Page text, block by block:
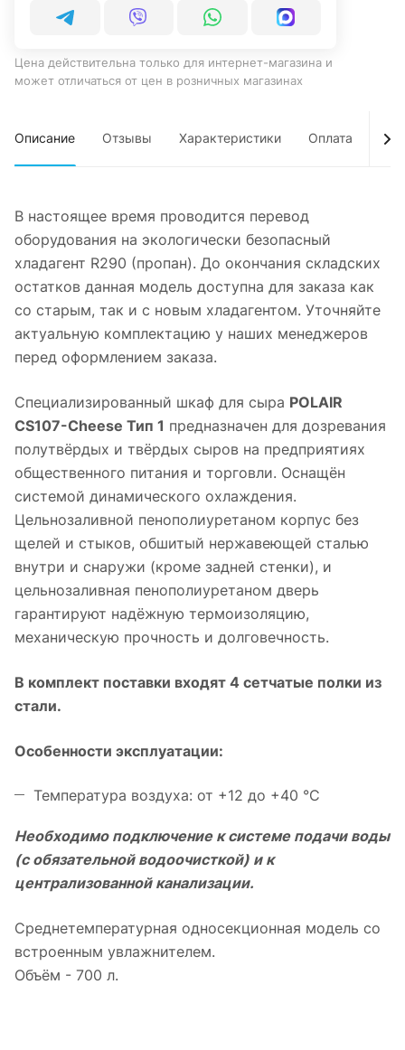
Цена действительна только для интернет-магазина и
может отличаться от цен в розничных магазинах
Описание Отзывы Характеристики Оплата
В настоящее время проводится перевод
оборудования на экологически безопасный
хладагент R290 (пропан). До окончания складских
остатков данная модель доступна для заказа как
со старым, так и с новым хладагентом. Уточняйте
актуальную комплектацию у наших менеджеров
перед оформлением заказа.
Специализированный шкаф для сыра POLAIR
CS107-Cheese Тип 1 предназначен для дозревания
полутвёрдых и твёрдых сыров на предприятиях
общественного питания и торговли. Оснащён
системой динамического охлаждения.
Цельнозаливной пенополиуретаном корпус без
щелей и стыков, обшитый нержавеющей сталью
внутри и снаружи (кроме задней стенки), и
цельнозаливная пенополиуретаном дверь
гарантируют надёжную термоизоляцию,
механическую прочность и долговечность.
В комплект поставки входят 4 сетчатые полки из
стали.
Особенности эксплуатации:
Температура воздуха: от +12 до +40 °С
Необходимо подключение к системе подачи воды
(с обязательной водоочисткой) и к
централизованной канализации.
Среднетемпературная односекционная модель со
встроенным увлажнителем.
Объём - 700 л.